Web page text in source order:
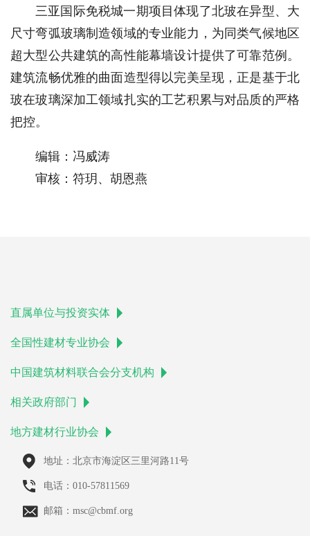
三亚国际免税城一期项目体现了北玻在异型、大
尺寸弯弧玻璃制造领域的专业能力，为同类气候地区
超大型公共建筑的高性能幕墙设计提供了可靠范例。
建筑流畅优雅的曲面造型得以完美呈现，正是基于北
玻在玻璃深加工领域扎实的工艺积累与对品质的严格
把控。
编辑：冯威涛
审核： 符玥、胡恩燕
直属单位与投资实体
全国性建材专业协会
中国建筑材料联合会分支机构
相关政府部门
地方建材行业协会
地址：北京市海淀区三里河路11号
电话：010-57811569
邮箱：msc@cbmf.org